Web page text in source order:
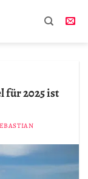
für 2025 ist